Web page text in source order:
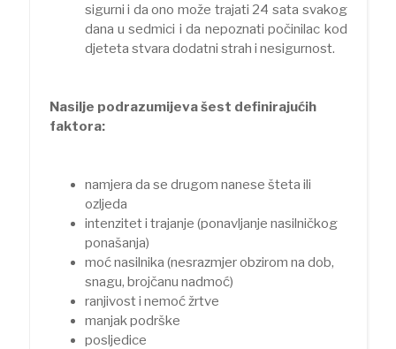
sigurni i da ono može trajati 24 sata svakog
dana u sedmici i da nepoznati počinilac kod
djeteta stvara dodatni strah i nesigurnost.
Nasilje podrazumijeva šest definirajućih
faktora:
namjera da se drugom nanese šteta ili
ozljeda
intenzitet i trajanje (ponavljanje nasilničkog
ponašanja)
moć nasilnika (nesrazmjer obzirom na dob,
snagu, brojčanu nadmoć)
ranjivost i nemoć žrtve
manjak podrške
posljedice